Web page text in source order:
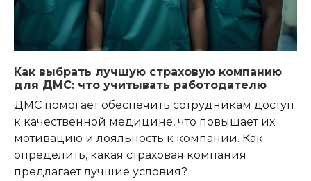
Как выбрать лучшую страховую компанию
для ДМС: что учитывать работодателю
ДМС помогает обеспечить сотрудникам доступ
к качественной медицине, что повышает их
мотивацию и лояльность к компании. Как
определить, какая страховая компания
предлагает лучшие условия?